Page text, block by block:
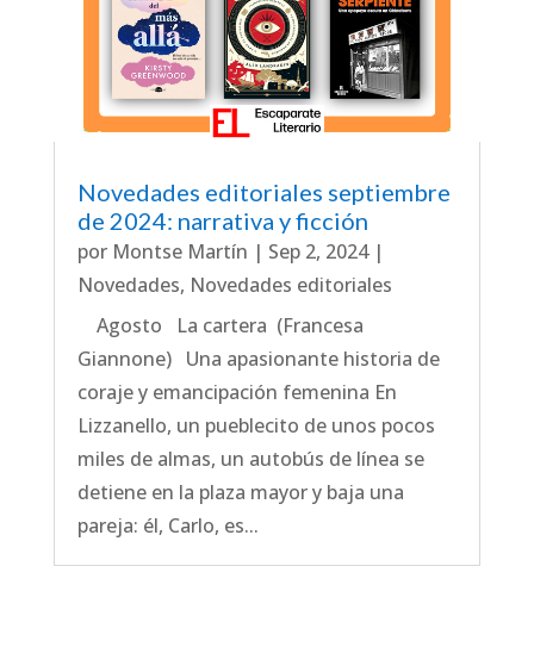
Novedades editoriales septiembre
de 2024: narrativa y ficción
por Montse Martín | Sep 2, 2024|
Novedades, Novedades editoriales
Agosto La cartera (Francesa
Giannone) Una apasionante historia de
coraje y emancipación femenina En
Lizzanello, un pueblecito de unos pocos
miles de almas, un autobús de línea se
detiene en la plaza mayor y baja una
pareja: él, Carlo, es...